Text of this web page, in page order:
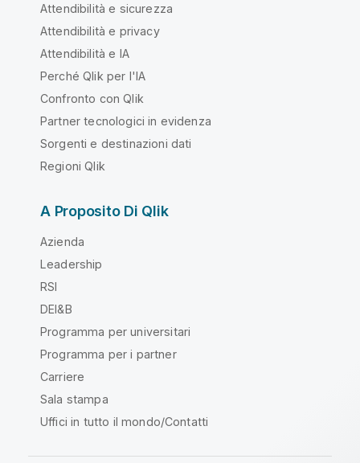
Attendibilità e sicurezza
Attendibilità e privacy
Attendibilità e IA
Perché Qlik per l'IA
Confronto con Qlik
Partner tecnologici in evidenza
Sorgenti e destinazioni dati
Regioni Qlik
A Proposito Di Qlik
Azienda
Leadership
RSI
DEI&B
Programma per universitari
Programma per i partner
Carriere
Sala stampa
Uffici in tutto il mondo/Contatti